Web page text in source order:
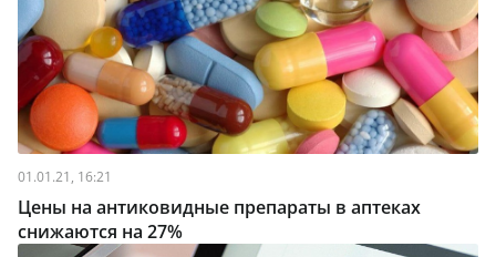
01.01.21, 16:21
Цены на антиковидные препараты в аптеках
снижаются на 27%